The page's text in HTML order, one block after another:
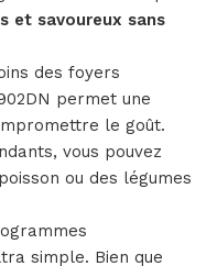
et savoureux sans
des foyers
permet une
le goût.
vous pouvez
ou des légumes
simple. Bien que